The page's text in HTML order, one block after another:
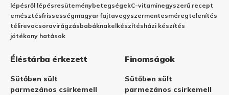
lépésről lépésresüteménybetegségekC-vitaminegyszerű recept
emésztésfrissességmagyar fajtavegyszermentesméregtelenítés
télirevacsoravirágzásbabáknakelkészítésházi készítés
jótékony hatások
Éléstárba érkezett
Sütőben sült
parmezános csirkemell
Finomságok
Sütőben sült
parmezános csirkemell